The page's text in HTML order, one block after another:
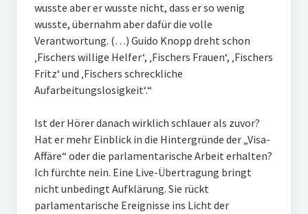
wusste aber er wusste nicht, dass er so wenig
wusste, übernahm aber dafür die volle
Verantwortung. (…) Guido Knopp dreht schon
‚Fischers willige Helfer‘, ‚Fischers Frauen‘, ‚Fischers
Fritz‘ und ‚Fischers schreckliche
Aufarbeitungslosigkeit‘.“
Ist der Hörer danach wirklich schlauer als zuvor?
Hat er mehr Einblick in die Hintergründe der „Visa-
Affäre“ oder die parlamentarische Arbeit erhalten?
Ich fürchte nein. Eine Live-Übertragung bringt
nicht unbedingt Aufklärung. Sie rückt
parlamentarische Ereignisse ins Licht der